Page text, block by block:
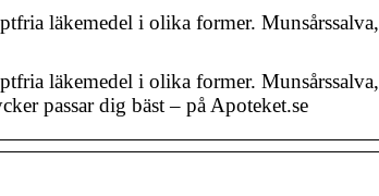
läkemedel i olika former. Munsårssalva,
läkemedel i olika former. Munsårssalva,
passar dig bäst – på Apoteket.se